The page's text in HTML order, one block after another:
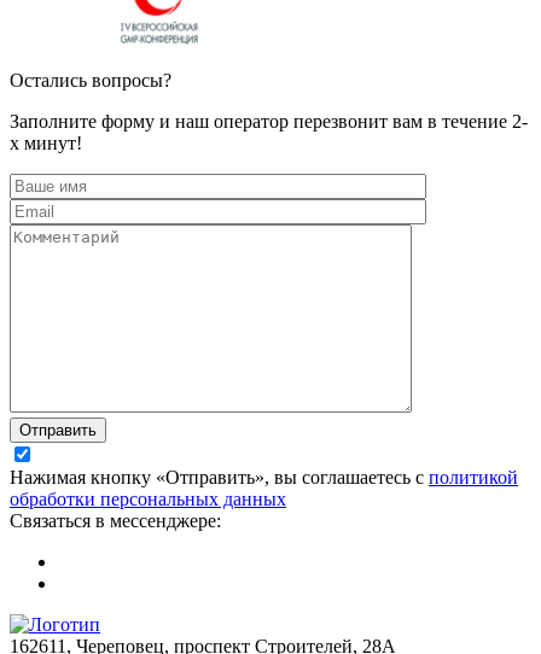
Остались вопросы?
Заполните форму и наш оператор перезвонит вам в течение 2-
х минут!
Отправить
Нажимая кнопку «Отправить», вы соглашаетесь с политикой
обработки персональных данных
Связаться в мессенджере:
162611, Череповец, проспект Строителей, 28А